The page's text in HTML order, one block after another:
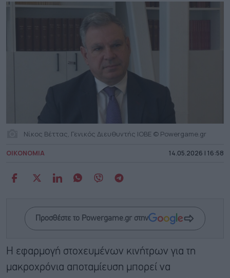
Νίκος Βέττας, Γενικός Διευθυντής ΙΟΒΕ © Powergame.gr
ΟΙΚΟΝΟΜΙΑ 14.05.2026 | 16:58
Προσθέστε το Powergame.gr στην
Η εφαρμογή στοχευμένων κινήτρων για τη
μακροχρόνια αποταμίευση μπορεί να